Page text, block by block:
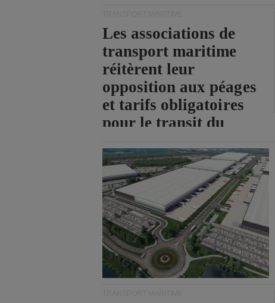
Les associations de
transport maritime
réitèrent leur
opposition aux péages
et tarifs obligatoires
pour le transit du